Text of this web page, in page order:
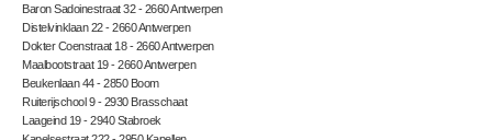
Baron Sadoinestraat 32 - 2660 Antwerpen
Distelvinklaan 22 - 2660 Antwerpen
Dokter Coenstraat 18 - 2660 Antwerpen
Maalbootstraat 19 - 2660 Antwerpen
Beukenlaan 44 - 2850 Boom
Ruiterijschool 9 - 2930 Brasschaat
Laageind 19 - 2940 Stabroek